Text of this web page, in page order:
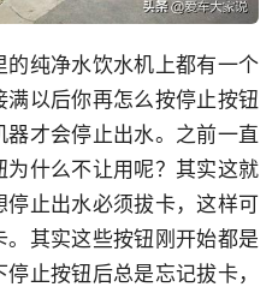
纯净水饮水机上都有一个
以后你再怎么按停止按钮
才会停止出水。之前一直
什么不让用呢？其实这就
止出水必须拔卡，这样可
其实这些按钮刚开始都是
止按钮后总是忘记拔卡，